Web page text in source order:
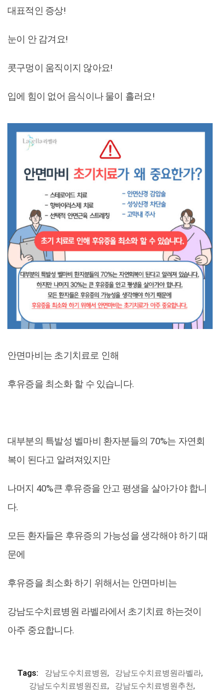
대표적인 증상!
눈이 안 감겨요!
콧구멍이 움직이지 않아요!
입에 힘이 없어 음식이나 물이 흘러요!
안면마비는 초기치료로 인해
후유증을 최소화 할 수 있습니다.
대부분의 특발성 벨마비 환자분들의 70%는 자연회
복이 된다고 알려져있지만
나머지 40%큰 후유증을 안고 평생을 살아가야 합니
다.
모든 환자들은 후유증의 가능성을 생각해야 하기 때
문에
후유증을 최소화 하기 위해서는 안면마비는
강남도수치료병원 라벨라에서 초기치료 하는것이
아주 중요합니다.
Tags: 강남도수치료병원, 강남도수치료병원라벨라,
강남도수치료병원진료, 강남도수치료병원추천,